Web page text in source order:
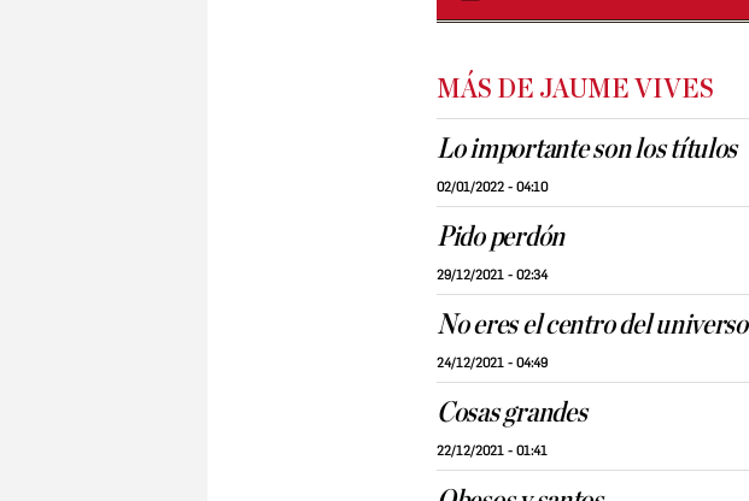
MÁS DE JAUME VIVES
Lo importante son los títulos
02/01/2022 - 04:10
Pido perdón
29/12/2021 - 02:34
No eres el centro del universo
24/12/2021 - 04:49
Cosas grandes
22/12/2021 - 01:41